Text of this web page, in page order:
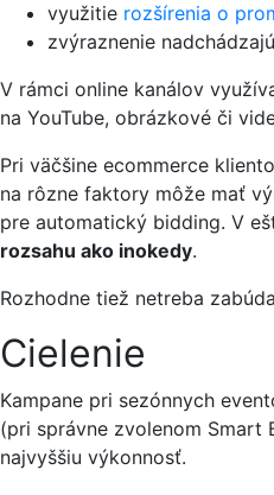
využitie rozšírenia o
zvýraznenie
V rámci online kanálov
na YouTube, obrázkové či
Pri väčšine ecommerce
na rôzne faktory môže mať
pre automatický bidding. V
rozsahu ako inokedy.
Rozhodne tiež netreba
Cielenie
Kampane pri sezónnych
(pri správne zvolenom
najvyššiu výkonnosť.